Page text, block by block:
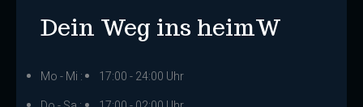
Dein Weg ins heimW
Mo - Mi :
17:00 - 24:00 Uhr